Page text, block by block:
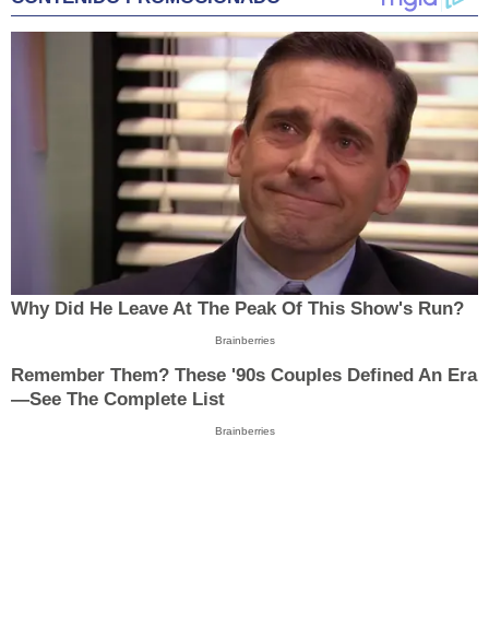
Why Did He Leave At The Peak Of This Show's Run?
Brainberries
Remember Them? These '90s Couples Defined An Era
—See The Complete List
Brainberries